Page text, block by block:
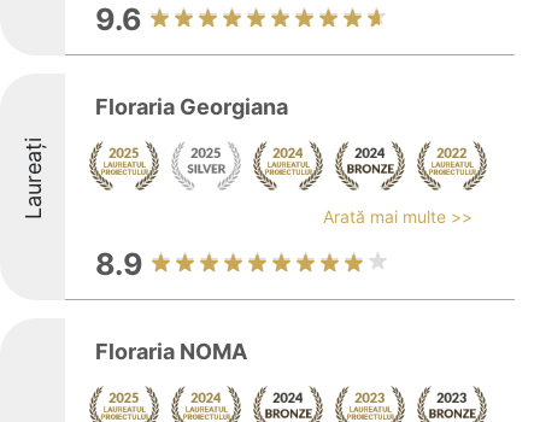
9.6
Laureați
Floraria Georgiana
Arată mai multe >>
8.9
Floraria NOMA